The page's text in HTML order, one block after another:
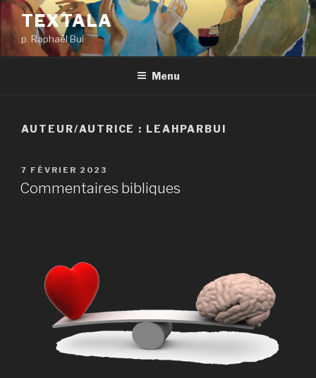
Aller
au
contenu
principal
TEXTALA
p. Raphaël Bui
Menu
AUTEUR/AUTRICE : LEAHPARBUI
PUBLIÉ
LE
7 FÉVRIER 2023
Commentaires bibliques